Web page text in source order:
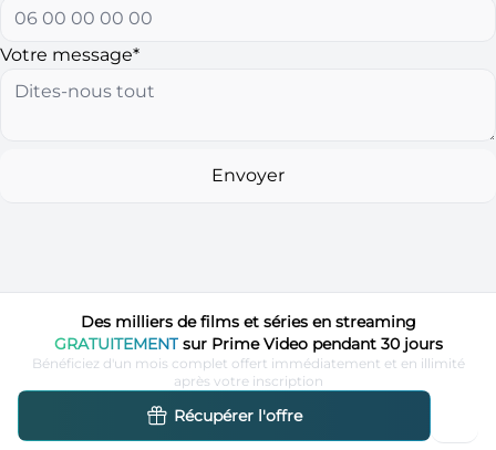
Votre message*
Envoyer
Des milliers de films et séries en streaming
GRATUITEMENTsur Prime Video pendant 30 jours
Bénéficiez d'un mois complet offert immédiatement et en illimité
après votre inscription
Récupérer l'offre